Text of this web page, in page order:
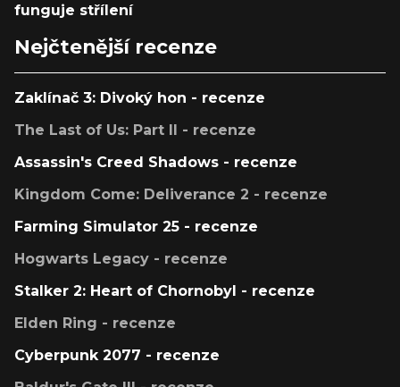
funguje střílení
Nejčtenější recenze
Zaklínač 3: Divoký hon - recenze
The Last of Us: Part II - recenze
Assassin's Creed Shadows - recenze
Kingdom Come: Deliverance 2 - recenze
Farming Simulator 25 - recenze
Hogwarts Legacy - recenze
Stalker 2: Heart of Chornobyl - recenze
Elden Ring - recenze
Cyberpunk 2077 - recenze